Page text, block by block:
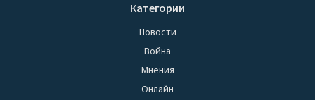
Категории
Новости
Война
Мнения
Онлайн